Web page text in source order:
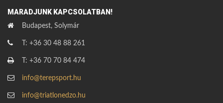
MARADJUNK KAPCSOLATBAN!
Budapest, Solymár
T: +36 30 48 88 261
T: +36 70 70 84 474
info@terepsport.hu
info@triatlonedzo.hu